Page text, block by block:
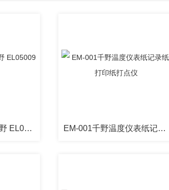
EL05009 CHINO千野 EL05009记录纸 EM-001千野温度仪表纸记录纸打印纸打点仪